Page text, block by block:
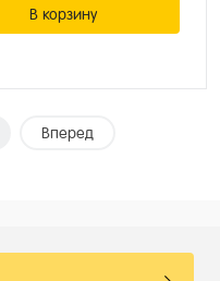
В корзину
Вперед